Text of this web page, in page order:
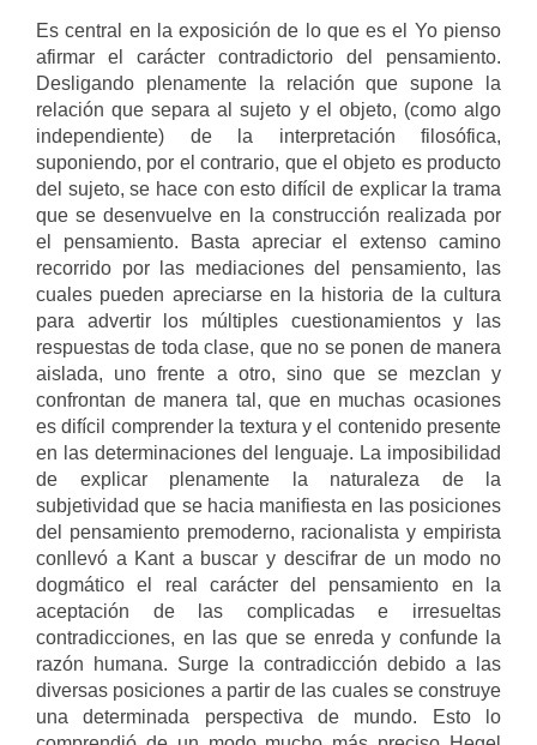
Es central en la exposición de lo que es el Yo pienso
afirmar el carácter contradictorio del pensamiento.
Desligando plenamente la relación que supone la
relación que separa al sujeto y el objeto, (como algo
independiente) de la interpretación filosófica,
suponiendo, por el contrario, que el objeto es producto
del sujeto, se hace con esto difícil de explicar la trama
que se desenvuelve en la construcción realizada por
el pensamiento. Basta apreciar el extenso camino
recorrido por las mediaciones del pensamiento, las
cuales pueden apreciarse en la historia de la cultura
para advertir los múltiples cuestionamientos y las
respuestas de toda clase, que no se ponen de manera
aislada, uno frente a otro, sino que se mezclan y
confrontan de manera tal, que en muchas ocasiones
es difícil comprender la textura y el contenido presente
en las determinaciones del lenguaje. La imposibilidad
de explicar plenamente la naturaleza de la
subjetividad que se hacia manifiesta en las posiciones
del pensamiento premoderno, racionalista y empirista
conllevó a Kant a buscar y descifrar de un modo no
dogmático el real carácter del pensamiento en la
aceptación de las complicadas e irresueltas
contradicciones, en las que se enreda y confunde la
razón humana. Surge la contradicción debido a las
diversas posiciones a partir de las cuales se construye
una determinada perspectiva de mundo. Esto lo